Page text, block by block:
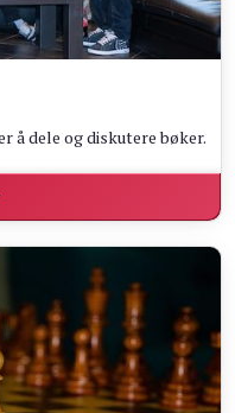
å dele og diskutere bøker.